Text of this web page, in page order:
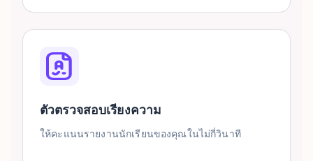
ตัวตรวจสอบเรียงความ
ให้คะแนนรายงานนักเรียนของคุณในไม่กี่วินาที